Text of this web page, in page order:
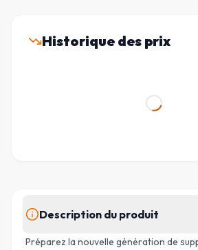
Historique des prix
Description du produit
Préparez la nouvelle génération de